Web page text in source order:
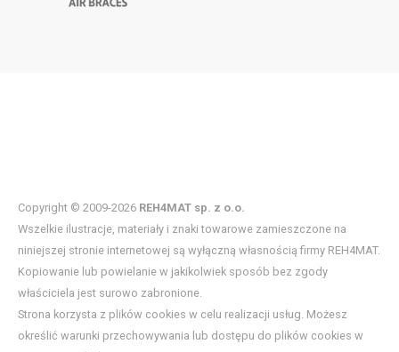
Copyright © 2009-2026 REH4MAT sp. z o.o.
Wszelkie ilustracje, materiały i znaki towarowe zamieszczone na
niniejszej stronie internetowej są wyłączną własnością firmy REH4MAT.
Kopiowanie lub powielanie w jakikolwiek sposób bez zgody
właściciela jest surowo zabronione.
Strona korzysta z plików cookies w celu realizacji usług. Możesz
określić warunki przechowywania lub dostępu do plików cookies w